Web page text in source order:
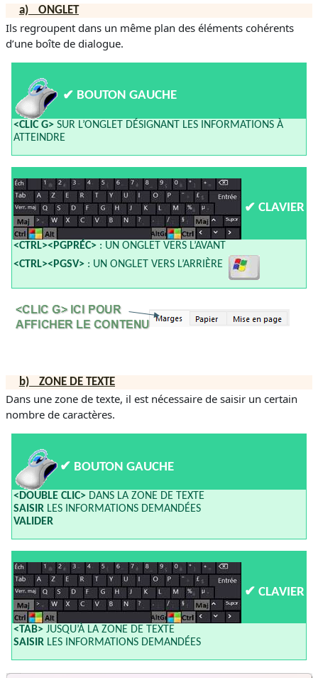
a) ONGLET
Ils regroupent dans un même plan des éléments cohérents
d’une boîte de dialogue.
✔ BOUTON GAUCHE
<CLIC G>SUR L’ONGLET DÉSIGNANT LES INFORMATIONS À
ATTEINDRE
✔ CLAVIER
<CTRL><PGPRÉC>: UN ONGLET VERS L’AVANT
<CTRL><PGSV>: UN ONGLET VERS L’ARRIÈRE
b) ZONE DE TEXTE
Dans une zone de texte, il est nécessaire de saisir un certain
nombre de caractères.
✔ BOUTON GAUCHE
<DOUBLE CLIC>DANS LA ZONE DE TEXTE
SAISIRLES INFORMATIONS DEMANDÉES
VALIDER
✔ CLAVIER
<TAB>JUSQU’À LA ZONE DE TEXTE
SAISIRLES INFORMATIONS DEMANDÉES